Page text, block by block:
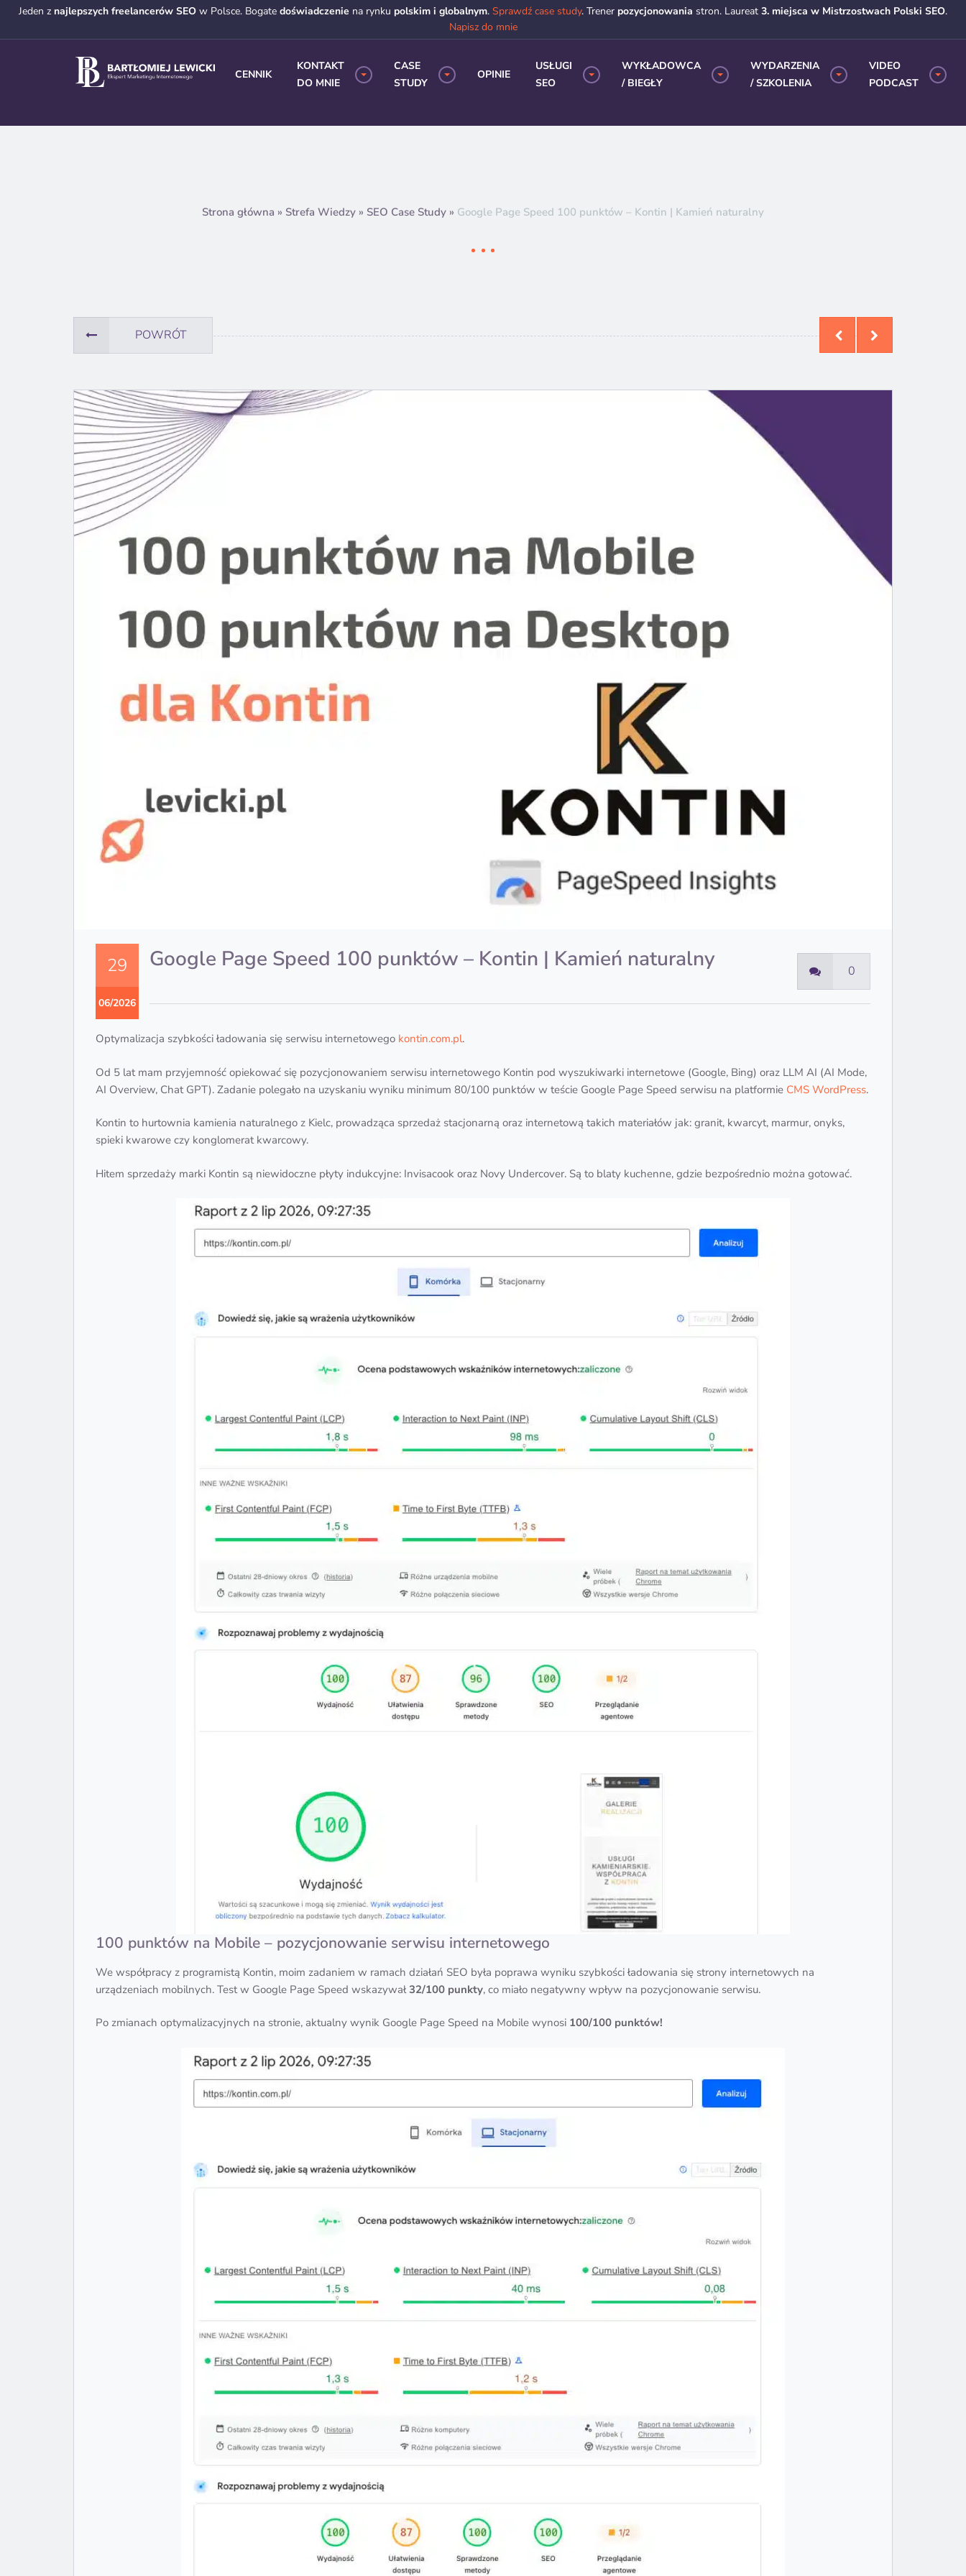
Jeden z najlepszych freelancerów SEO w Polsce. Bogate doświadczenie na rynku polskim i globalnym. Sprawdź case study. Trener pozycjonowania stron. Laureat 3. miejsca w Mistrzostwach Polski SEO.
Napisz do mnie
CENNIK
KONTAKT
DO MNIE
CASE
STUDY
OPINIE
USŁUGI
SEO
WYKŁADOWCA
/ BIEGŁY
WYDARZENIA
/ SZKOLENIA
VIDEO
PODCAST
Strona główna » Strefa Wiedzy » SEO Case Study » Google Page Speed 100 punktów – Kontin | Kamień naturalny
POWRÓT
29
06/2026
Google Page Speed 100 punktów – Kontin | Kamień naturalny 0
Optymalizacja szybkości ładowania się serwisu internetowego kontin.com.pl.
Od 5 lat mam przyjemność opiekować się pozycjonowaniem serwisu internetowego Kontin pod wyszukiwarki internetowe (Google, Bing) oraz LLM AI (AI Mode,
AI Overview, Chat GPT). Zadanie polegało na uzyskaniu wyniku minimum 80/100 punktów w teście Google Page Speed serwisu na platformie CMS WordPress.
Kontin to hurtownia kamienia naturalnego z Kielc, prowadząca sprzedaż stacjonarną oraz internetową takich materiałów jak: granit, kwarcyt, marmur, onyks,
spieki kwarowe czy konglomerat kwarcowy.
Hitem sprzedaży marki Kontin są niewidoczne płyty indukcyjne: Invisacook oraz Novy Undercover. Są to blaty kuchenne, gdzie bezpośrednio można gotować.
100 punktów na Mobile – pozycjonowanie serwisu internetowego
We współpracy z programistą Kontin, moim zadaniem w ramach działań SEO była poprawa wyniku szybkości ładowania się strony internetowych na
urządzeniach mobilnych. Test w Google Page Speed wskazywał32/100 punkty, co miało negatywny wpływ na pozycjonowanie serwisu.
Po zmianach optymalizacyjnych na stronie, aktualny wynik Google Page Speed na Mobile wynosi 100/100 punktów!